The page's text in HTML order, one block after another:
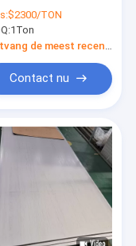
$2300/TON
1Ton
Contact nu